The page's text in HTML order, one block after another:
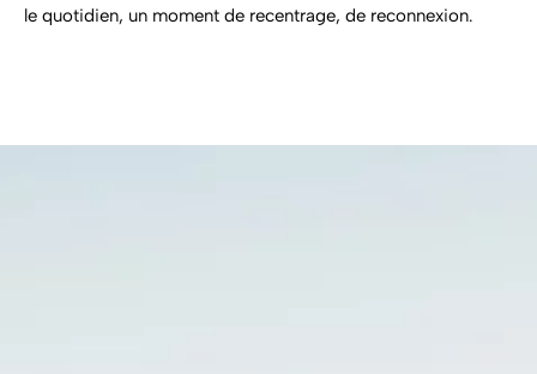
le quotidien, un moment de recentrage, de reconnexion.